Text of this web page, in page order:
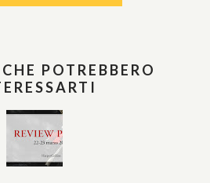
POTREBBERO